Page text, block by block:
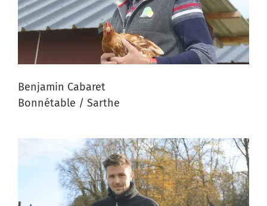
Benjamin Cabaret
Bonnétable / Sarthe